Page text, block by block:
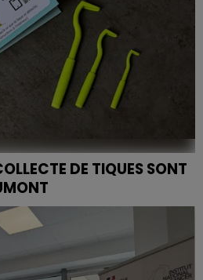
DE TIQUES SONT
sont disponibles dans la